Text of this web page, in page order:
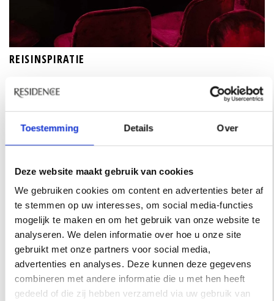
Toestemming Details Over
Deze website maakt gebruik van cookies
We gebruiken cookies om content en advertenties beter af
te stemmen op uw interesses, om social media-functies
mogelijk te maken en om het gebruik van onze website te
analyseren. We delen informatie over hoe u onze site
gebruikt met onze partners voor social media,
advertenties en analyses. Deze kunnen deze gegevens
combineren met andere informatie die u met hen heeft
gedeeld of die zij hebben verzameld via uw gebruik van
REISINSPIRATIE
48 UUR IN SINGAPORE? DIT ZIJN DE
FAVORIETEN VAN ARCHITECT SABRINA
BIGNAMI
De stad waar architect Sabrina Bignami verliefd op
werd. Een hotel met een verrassend uitzicht staat op
opzoekt.